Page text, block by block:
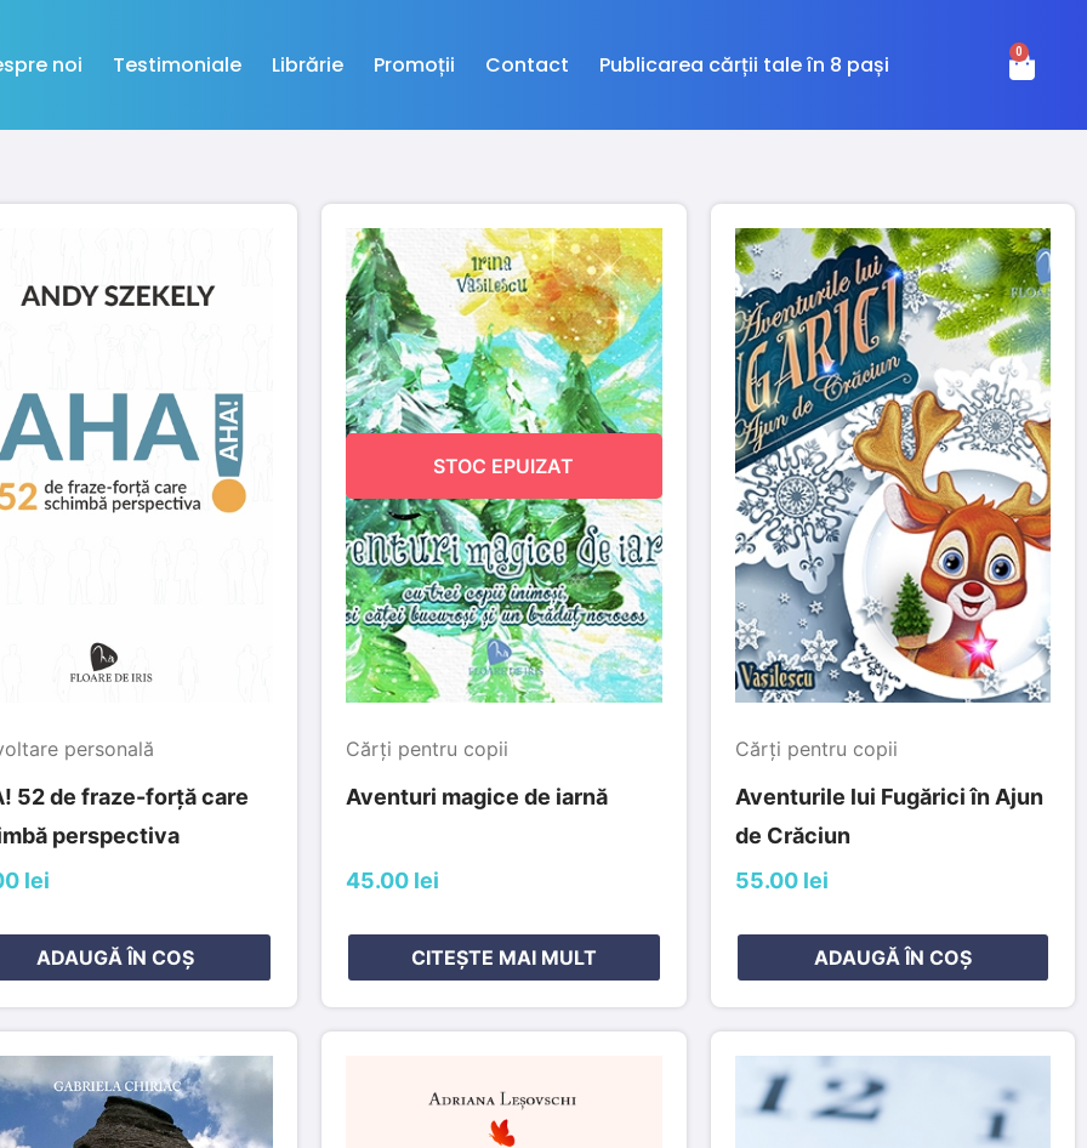
noi Testimoniale Librărie Promoții Contact Publicarea cărții tale în 8 pași 0
personală
52 de fraze-forță care
perspectiva
lei
ADAUGĂ ÎN COȘ
STOC EPUIZAT
Cărți pentru copii
Aventuri magice de iarnă
45.00 lei
CITEȘTE MAI MULT
Cărți pentru copii
Aventurile lui Fugărici în Ajun
de Crăciun
55.00 lei
ADAUGĂ ÎN COȘ